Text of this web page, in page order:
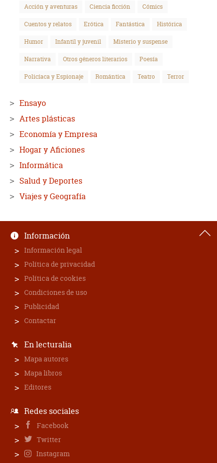
Acción y aventuras Ciencia ficción Cómics
Cuentos y relatos Erótica Fantástica Histórica
Humor Infantil y juvenil Misterio y suspense
Narrativa Otros géneros literarios Poesía
Policíaca y Espionaje Romántica Teatro Terror
Ensayo
Artes plásticas
Economía y Empresa
Hogar y Aficiones
Informática
Salud y Deportes
Viajes y Geografía
Información
Información legal
Política de privacidad
Política de cookies
Condiciones de uso
Publicidad
Contactar
En lecturalia
Mapa autores
Mapa libros
Editores
Redes sociales
Facebook
Twitter
Instagram